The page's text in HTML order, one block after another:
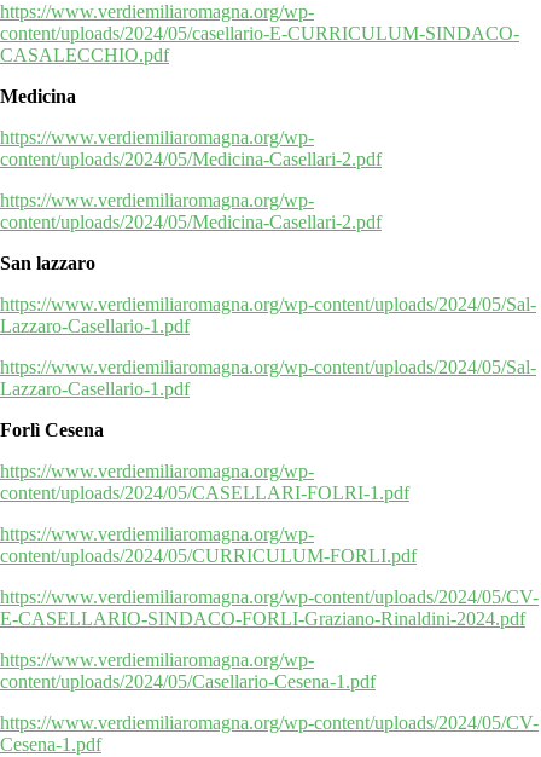
https://www.verdiemiliaromagna.org/wp-
content/uploads/2024/05/casellario-E-CURRICULUM-SINDACO-
CASALECCHIO.pdf
Medicina
https://www.verdiemiliaromagna.org/wp-
content/uploads/2024/05/Medicina-Casellari-2.pdf
https://www.verdiemiliaromagna.org/wp-
content/uploads/2024/05/Medicina-Casellari-2.pdf
San lazzaro
https://www.verdiemiliaromagna.org/wp-content/uploads/2024/05/Sal-
Lazzaro-Casellario-1.pdf
https://www.verdiemiliaromagna.org/wp-content/uploads/2024/05/Sal-
Lazzaro-Casellario-1.pdf
Forlì Cesena
https://www.verdiemiliaromagna.org/wp-
content/uploads/2024/05/CASELLARI-FOLRI-1.pdf
https://www.verdiemiliaromagna.org/wp-
content/uploads/2024/05/CURRICULUM-FORLI.pdf
https://www.verdiemiliaromagna.org/wp-content/uploads/2024/05/CV-
E-CASELLARIO-SINDACO-FORLI-Graziano-Rinaldini-2024.pdf
https://www.verdiemiliaromagna.org/wp-
content/uploads/2024/05/Casellario-Cesena-1.pdf
https://www.verdiemiliaromagna.org/wp-content/uploads/2024/05/CV-
Cesena-1.pdf